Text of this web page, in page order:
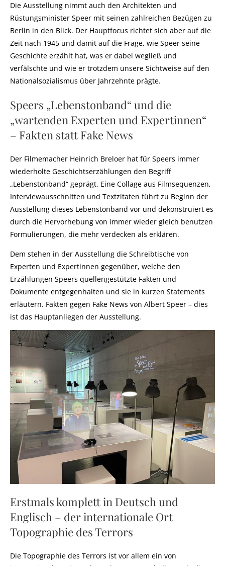
Die Ausstellung nimmt auch den Architekten und
Rüstungsminister Speer mit seinen zahlreichen Bezügen zu
Berlin in den Blick. Der Hauptfocus richtet sich aber auf die
Zeit nach 1945 und damit auf die Frage, wie Speer seine
Geschichte erzählt hat, was er dabei wegließ und
verfälschte und wie er trotzdem unsere Sichtweise auf den
Nationalsozialismus über Jahrzehnte prägte.
Speers „Lebenstonband“ und die
„wartenden Experten und Expertinnen“
– Fakten statt Fake News
Der Filmemacher Heinrich Breloer hat für Speers immer
wiederholte Geschichtserzählungen den Begriff
„Lebenstonband“ geprägt. Eine Collage aus Filmsequenzen,
Interviewausschnitten und Textzitaten führt zu Beginn der
Ausstellung dieses Lebenstonband vor und dekonstruiert es
durch die Hervorhebung von immer wieder gleich benutzen
Formulierungen, die mehr verdecken als erklären.
Dem stehen in der Ausstellung die Schreibtische von
Experten und Expertinnen gegenüber, welche den
Erzählungen Speers quellengestützte Fakten und
Dokumente entgegenhalten und sie in kurzen Statements
erläutern. Fakten gegen Fake News von Albert Speer – dies
ist das Hauptanliegen der Ausstellung.
Erstmals komplett in Deutsch und
Englisch – der internationale Ort
Topographie des Terrors
Die Topographie des Terrors ist vor allem ein von